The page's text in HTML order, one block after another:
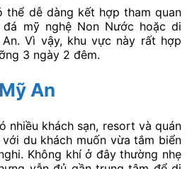
thể dễ dàng kết hợp tham quan
đá mỹ nghệ Non Nước hoặc di
Vì vậy, khu vực này rất hợp
3 ngày 2 đêm.
An
nhiều khách sạn, resort và quán
du khách muốn vừa tắm biển
Không khí ở đây thường nhẹ